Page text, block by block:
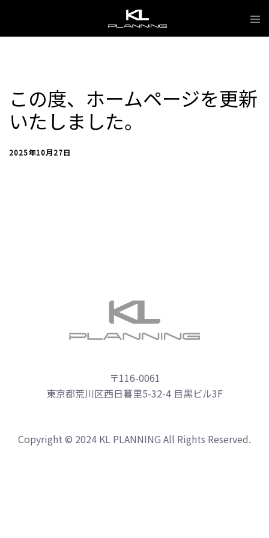
content
この度、ホームページを更新
いたしました。
2025年10月27日
〒116-0061
東京都荒川区西日暮里5-32-4 目黒ビル3F
Copyright © 2024 KL PLANNING All Rights Reserved.